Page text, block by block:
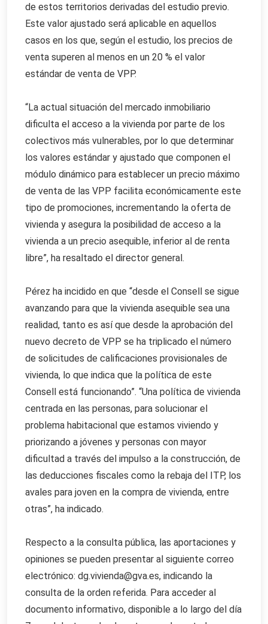
de estos territorios derivadas del estudio previo.
Este valor ajustado será aplicable en aquellos
casos en los que, según el estudio, los precios de
venta superen al menos en un 20 % el valor
estándar de venta de VPP.
“La actual situación del mercado inmobiliario
dificulta el acceso a la vivienda por parte de los
colectivos más vulnerables, por lo que determinar
los valores estándar y ajustado que componen el
módulo dinámico para establecer un precio máximo
de venta de las VPP facilita económicamente este
tipo de promociones, incrementando la oferta de
vivienda y asegura la posibilidad de acceso a la
vivienda a un precio asequible, inferior al de renta
libre”, ha resaltado el director general.
Pérez ha incidido en que “desde el Consell se sigue
avanzando para que la vivienda asequible sea una
realidad, tanto es así que desde la aprobación del
nuevo decreto de VPP se ha triplicado el número
de solicitudes de calificaciones provisionales de
vivienda, lo que indica que la política de este
Consell está funcionando”. “Una política de vivienda
centrada en las personas, para solucionar el
problema habitacional que estamos viviendo y
priorizando a jóvenes y personas con mayor
dificultad a través del impulso a la construcción, de
las deducciones fiscales como la rebaja del ITP, los
avales para joven en la compra de vivienda, entre
otras”, ha indicado.
Respecto a la consulta pública, las aportaciones y
opiniones se pueden presentar al siguiente correo
electrónico: dg.vivienda@gva.es, indicando la
consulta de la orden referida. Para acceder al
documento informativo, disponible a lo largo del día